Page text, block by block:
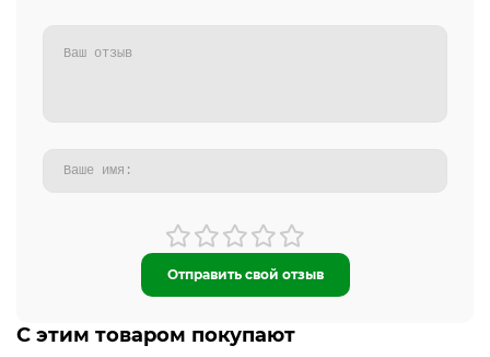
Отправить свой отзыв
С этим товаром покупают